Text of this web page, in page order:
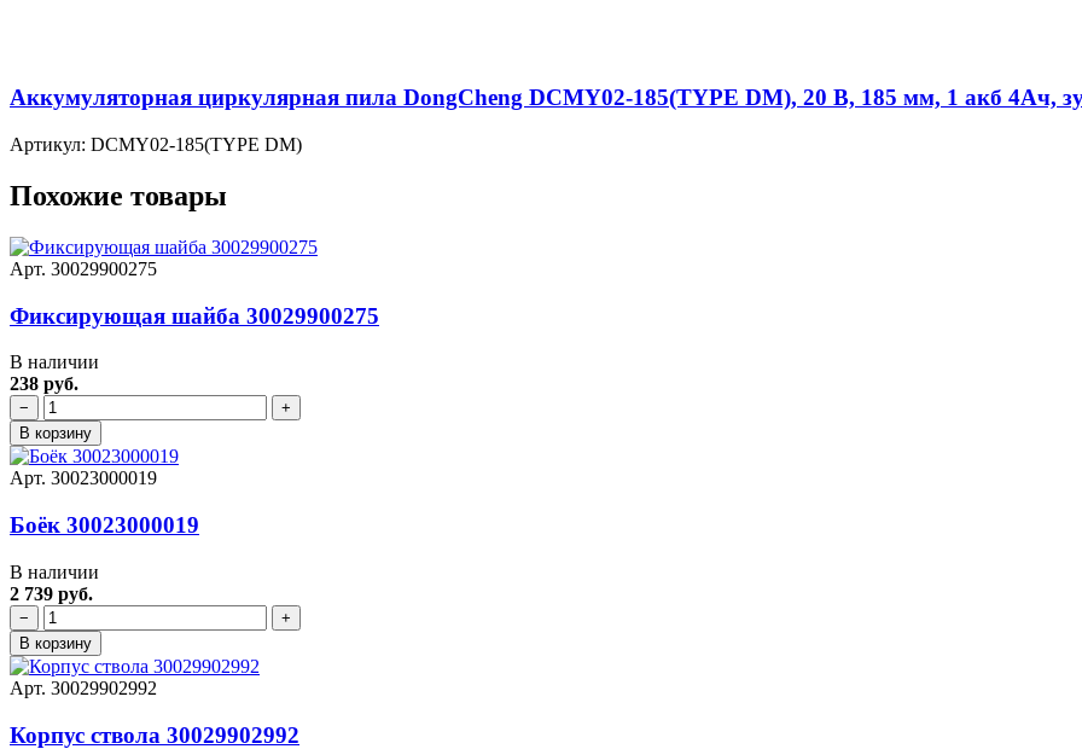
Аккумуляторная циркулярная пила DongCheng DCMY02-185(TYPE DM), 20 В, 185 мм, 1 акб 4Ач,
Артикул: DCMY02-185(TYPE DM)
Похожие товары
Арт. 30029900275
Фиксирующая шайба 30029900275
В наличии
238 руб.
−
+
В корзину
Арт. 30023000019
Боёк 30023000019
В наличии
2 739 руб.
−
+
В корзину
Арт. 30029902992
Корпус ствола 30029902992